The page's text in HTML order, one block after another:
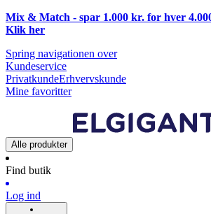
Mix & Match - spar 1.000 kr. for hver
Klik her
Spring navigationen over
Kundeservice
PrivatkundeErhvervskunde
Mine favoritter
Alle produkter
Find butik
Log ind